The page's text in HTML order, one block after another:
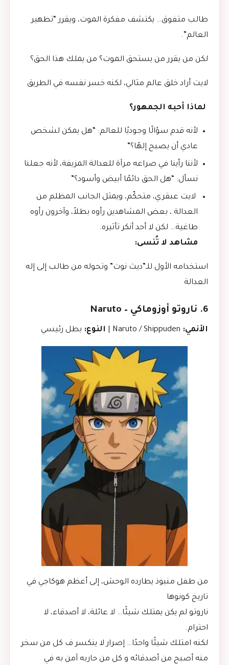
طالب متفوق… يكتشف مفكرة الموت، ويقرر “تطهير
العالم”.
لكن من يقرر من يستحق الموت؟ من يملك هذا الحق؟
لايت أراد خلق عالم مثالي، لكنه خسر نفسه في الطريق
لماذا أحبه الجمهور؟
لأنه قدم سؤالًا وجوديًا للعالم: “هل يمكن لشخص
عادي أن يصبح إلهًا؟”
لأننا رأينا في صراعه مرآة للعدالة المزيفة، لأنه جعلنا
نسأل: “هل الحق دائمًا أبيض وأسود؟”
لايت عبقري، متحكّم، ويمثل الجانب المظلم من
العدالة ، بعض المشاهدين رأوه بطلاً، وآخرون رأوه
طاغية… لكن لا أحد أنكر تأثيره.
مشاهد لا تُنسى:
استخدامه الأول للـ”ديث نوت” وتحوله من طالب إلى إله
العدالة
6. ناروتو أوزوماكي – Naruto
الأنمي: النوع: بطل رئيسي
من طفل منبوذ يطارده الوحش، إلى أعظم هوكاجي في
تاريخ كونوها
ناروتو لم يكن يمتلك شيئًا… لا عائلة، لا أصدقاء، لا
احترام.
لكنه امتلك شيئًا واحدًا… إصرار لا ينكسر ف كل من سخر
منه أصبح من أصدقائه و كل من حاربه آمن به في